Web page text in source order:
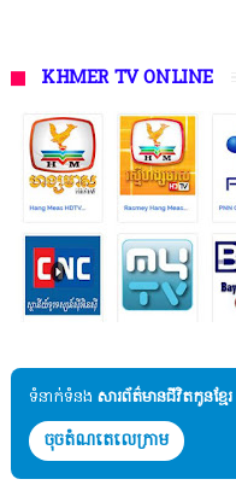
KHMER TV ONLINE
ទំនាក់ទំនង​​ សារព័ត៌មានជីវិតកូនខ្មែរ
ចុចតំណតេលេក្រាម